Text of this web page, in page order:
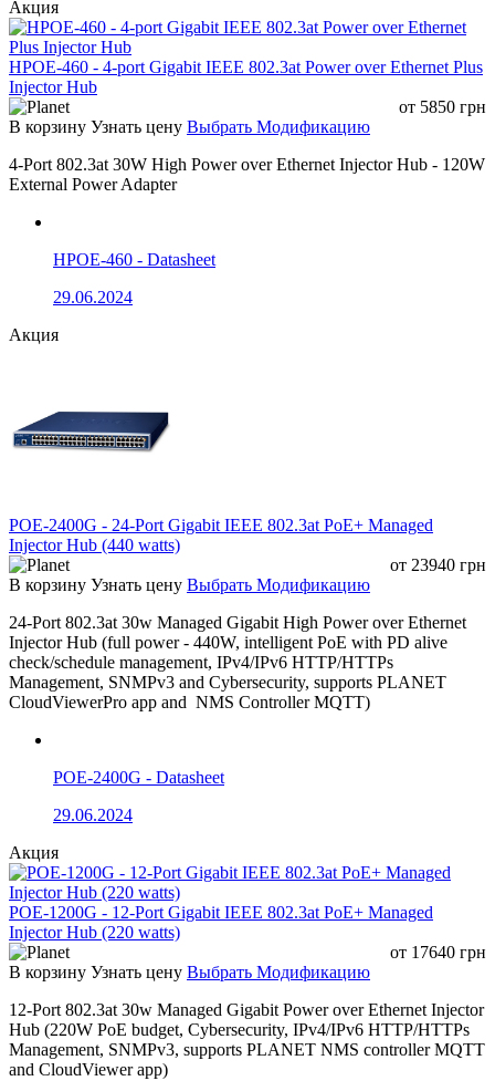
Акция
HPOE-460 - 4-port Gigabit IEEE 802.3at Power over Ethernet Plus
Injector Hub
от 5850 грн
В корзину Узнать цену Выбрать Модификацию
4-Port 802.3at 30W High Power over Ethernet Injector Hub - 120W
External Power Adapter
HPOE-460 - Datasheet
29.06.2024
Акция
POE-2400G - 24-Port Gigabit IEEE 802.3at PoE+ Managed
Injector Hub (440 watts)
от 23940 грн
В корзину Узнать цену Выбрать Модификацию
24-Port 802.3at 30w Managed Gigabit High Power over Ethernet
Injector Hub (full power - 440W, intelligent PoE with PD alive
check/schedule management, IPv4/IPv6 HTTP/HTTPs
Management, SNMPv3 and Cybersecurity, supports PLANET
CloudViewerPro app and NMS Controller MQTT)
POE-2400G - Datasheet
29.06.2024
Акция
POE-1200G - 12-Port Gigabit IEEE 802.3at PoE+ Managed
Injector Hub (220 watts)
от 17640 грн
В корзину Узнать цену Выбрать Модификацию
12-Port 802.3at 30w Managed Gigabit Power over Ethernet Injector
Hub (220W PoE budget, Cybersecurity, IPv4/IPv6 HTTP/HTTPs
Management, SNMPv3, supports PLANET NMS controller MQTT
and CloudViewer app)